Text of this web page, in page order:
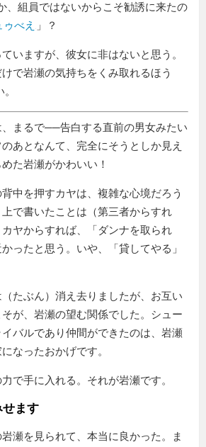
、組員ではないからこそ勧誘に来たの
ゥべえ 」？
いますが、彼女に非はないと思う。
で岩瀬の気持ちをくみ取れるほう
まるで──告白する直前の男女みたい
あとなんて、完全にそうとしか見え
た岩瀬がかわいい！
中を押すカヤは、複雑な心境だろう
で書いたことは（第三者からすれ
ヤからすれば、「ダンナを取られ
ったと思う。いや、「貸してやる」
たぶん）消え去りましたが、お互い
が、岩瀬の望む関係でした。シュー
バルであり仲間ができたのは、岩瀬
なったおかげです。
で手に入れる。それが岩瀬です。
せます
瀬を見られて、本当に良かった。ま